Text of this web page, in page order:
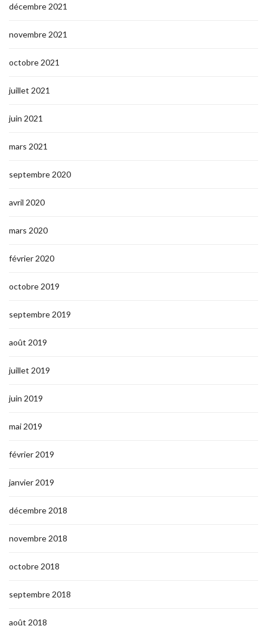
décembre 2021
novembre 2021
octobre 2021
juillet 2021
juin 2021
mars 2021
septembre 2020
avril 2020
mars 2020
février 2020
octobre 2019
septembre 2019
août 2019
juillet 2019
juin 2019
mai 2019
février 2019
janvier 2019
décembre 2018
novembre 2018
octobre 2018
septembre 2018
août 2018